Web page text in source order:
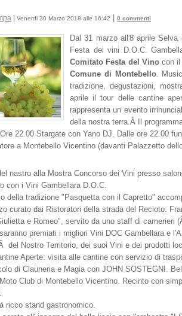
| Venerdi 30 Marzo 2018 alle 16:42 0 commenti
Dal 31 marzo all'8 aprile
Festa dei vini D.O.C.
Comitato Festa del Vinocon il
Comune di Montebello.
tradizione, degustazioni,
aprile il tour delle cantine
rappresenta un evento
della nostra terra.Â Il
22.00 Stargate con Yano DJ. Dalle ore 22.00
a Montebello Vicentino (davanti Palazzetto
nastro alla Mostra Concorso dei Vini presso
con i Vini Gambellara D.O.C.
della tradizione "Pasquetta con il Capretto"
curato dai Ristoratori della strada del Recioto:
e Romeo", servito da uno staff di camerieri
premiati i migliori Vini DOC Gambellara e
del Nostro Territorio, dei suoi Vini e dei prodotti
Aperte: visita alle cantine con servizio di
di Clauneria e Magia con JOHN SOSTEGNI.
Club di Montebello Vicentino. Recinto con
ricco stand gastronomico.